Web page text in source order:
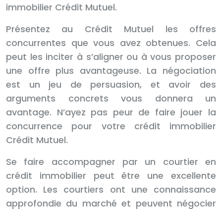
immobilier Crédit Mutuel.
Présentez au Crédit Mutuel les offres
concurrentes que vous avez obtenues. Cela
peut les inciter à s’aligner ou à vous proposer
une offre plus avantageuse. La négociation
est un jeu de persuasion, et avoir des
arguments concrets vous donnera un
avantage. N’ayez pas peur de faire jouer la
concurrence pour votre crédit immobilier
Crédit Mutuel.
Se faire accompagner par un courtier en
crédit immobilier peut être une excellente
option. Les courtiers ont une connaissance
approfondie du marché et peuvent négocier